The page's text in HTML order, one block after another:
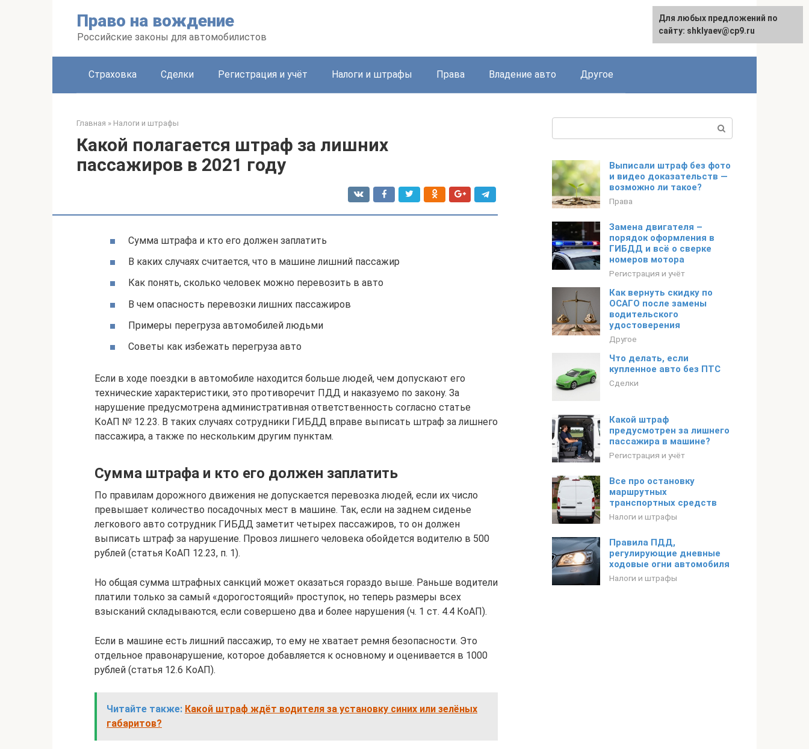
Право на вождение
Российские законы для автомобилистов
Страховка Сделки Регистрация и учёт Налоги и штрафы Права Владение авто Другое
Главная » Налоги и штрафы
Какой полагается штраф за лишних
пассажиров в 2021 году
Сумма штрафа и кто его должен заплатить
В каких случаях считается, что в машине лишний пассажир
Как понять, сколько человек можно перевозить в авто
В чем опасность перевозки лишних пассажиров
Примеры перегруза автомобилей людьми
Советы как избежать перегруза авто
Если в ходе поездки в автомобиле находится больше людей, чем допускают его
технические характеристики, это противоречит ПДД и наказуемо по закону. За
нарушение предусмотрена административная ответственность согласно статье
КоАП № 12.23. В таких случаях сотрудники ГИБДД вправе выписать штраф за лишнего
пассажира, а также по нескольким другим пунктам.
Сумма штрафа и кто его должен заплатить
По правилам дорожного движения не допускается перевозка людей, если их число
превышает количество посадочных мест в машине. Так, если на заднем сиденье
легкового авто сотрудник ГИБДД заметит четырех пассажиров, то он должен
выписать штраф за нарушение. Провоз лишнего человека обойдется водителю в 500
рублей (статья КоАП 12.23, п. 1).
Но общая сумма штрафных санкций может оказаться гораздо выше. Раньше водители
платили только за самый «дорогостоящий» проступок, но теперь размеры всех
взысканий складываются, если совершено два и более нарушения (ч. 1 ст. 4.4 КоАП).
Если в машине есть лишний пассажир, то ему не хватает ремня безопасности. Это
отдельное правонарушение, которое добавляется к основному и оценивается в 1000
рублей (статья 12.6 КоАП).
Читайте также: Какой штраф ждёт водителя за установку синих или зелёных
габаритов?
Выписали штраф без фото
и видео доказательств —
возможно ли такое?
Права
Замена двигателя –
порядок оформления в
ГИБДД и всё о сверке
номеров мотора
Регистрация и учёт
Как вернуть скидку по
ОСАГО после замены
водительского
удостоверения
Другое
Что делать, если
купленное авто без ПТС
Сделки
Какой штраф
предусмотрен за лишнего
пассажира в машине?
Регистрация и учёт
Все про остановку
маршрутных
транспортных средств
Налоги и штрафы
Правила ПДД,
регулирующие дневные
ходовые огни автомобиля
Налоги и штрафы
Для любых предложений по
сайту: shklyaev@cp9.ru